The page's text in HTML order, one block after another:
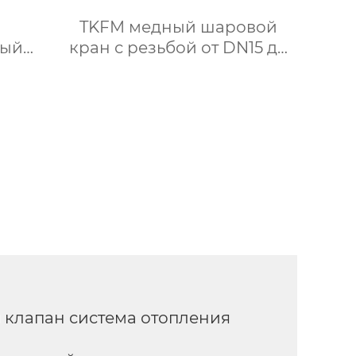
TKFM медный шаровой
кран с резьбой от DN15 до
система отопления